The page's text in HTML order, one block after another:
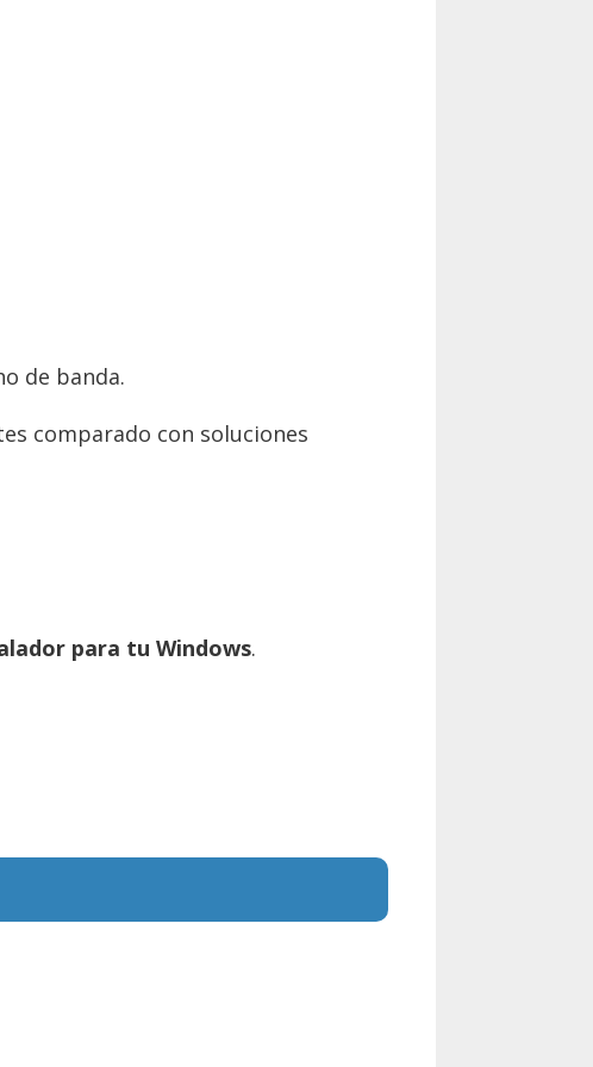
de banda.
comparado con soluciones
para tu Windows.